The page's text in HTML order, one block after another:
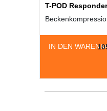
T-POD
IN DEN